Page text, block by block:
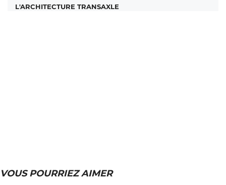
L'ARCHITECTURE TRANSAXLE
VOUS POURRIEZ AIMER